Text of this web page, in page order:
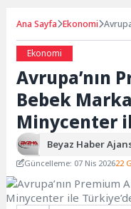
Ana Sayfa Ekonomi
Ekonomi
Avrupa’nın
Bebek
Minycenter
Beyaz Haber
Güncelleme: 07 Nis 202622